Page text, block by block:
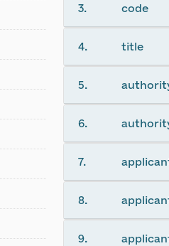
3. code
4. title
5.
6.
7.
8.
9.